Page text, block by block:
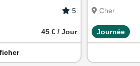
5
45 € / Jour
Cher
Journée